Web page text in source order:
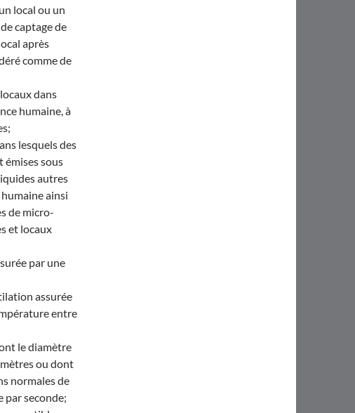
local ou un
captage de
après
comme de
dans
humaine, à
lesquels des
émises sous
autres
ainsi
de micro-
et locaux
par une
assurée
entre
le diamètre
ou dont
normales de
par seconde;